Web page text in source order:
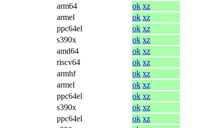
arm64 ok xz
armel ok xz
ppc64el ok xz
s390x ok xz
amd64 ok xz
riscv64 ok xz
armhf ok xz
armel ok xz
ppc64el ok xz
s390x ok xz
ppc64el ok xz